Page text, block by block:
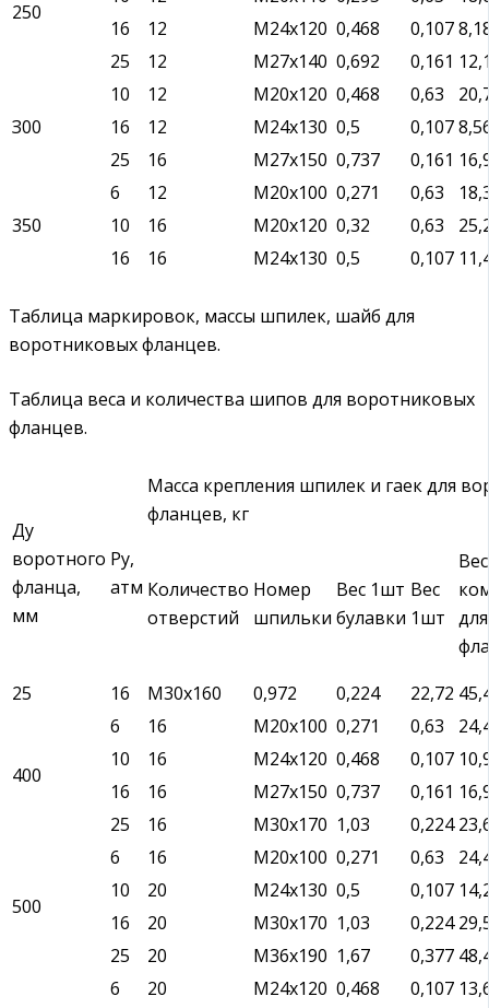
250
16
12 М24х120 0,468 0,107
25
12 М27х140 0,692 0,161
З00
10 12 М20х120 0,468 0,63
16
12 М24х130 0,5 0,107
25
16 М27х150 0,737 0,161
350
6 12 М20х100 0,271 0,63
10
16 М20х120 0,32 0,63
16
16 М24х130 0,5 0,107
Таблица маркировок, массы шпилек, шайб для
воротниковых фланцев.
Таблица веса и количества шипов для воротниковых
фланцев.
Ду
воротного
фланца,
мм
Ру,
атм
Масса крепления шпилек и гаек для
фланцев, кг
Количество
отверстий
Номер
шпильки
Вес 1шт
булавки
Вес
1шт
Вес
25
16 М30х160 0,972 0,224 22,72
400
6 16 М20х100 0,271 0,63
10
16 М24х120 0,468 0,107
16
16 М27х150 0,737 0,161
25
16 М30х170 1,03 0,224
500
6 16 М20х100 0,271 0,63
10
20 М24х130 0,5 0,107
16
20 М30х170 1,03 0,224
25
20 М36х190 1,67 0,377
6 20 М24х120 0,468 0,107